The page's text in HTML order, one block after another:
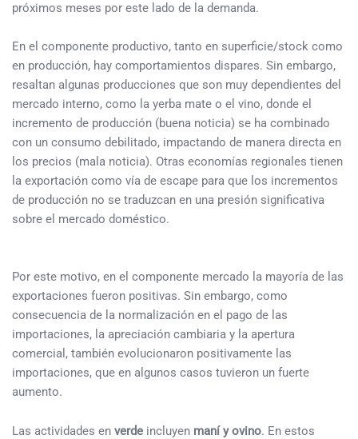
próximos meses por este lado de la demanda.
En el componente productivo, tanto en superficie/stock como
en producción, hay comportamientos dispares. Sin embargo,
resaltan algunas producciones que son muy dependientes del
mercado interno, como la yerba mate o el vino, donde el
incremento de producción (buena noticia) se ha combinado
con un consumo debilitado, impactando de manera directa en
los precios (mala noticia). Otras economías regionales tienen
la exportación como vía de escape para que los incrementos
de producción no se traduzcan en una presión significativa
sobre el mercado doméstico.
Por este motivo, en el componente mercado la mayoría de las
exportaciones fueron positivas. Sin embargo, como
consecuencia de la normalización en el pago de las
importaciones, la apreciación cambiaria y la apertura
comercial, también evolucionaron positivamente las
importaciones, que en algunos casos tuvieron un fuerte
aumento.
Las actividades en verde incluyen maní y ovino. En estos